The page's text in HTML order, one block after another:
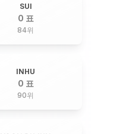
SUI
0 표
84위
INHU
0 표
90위